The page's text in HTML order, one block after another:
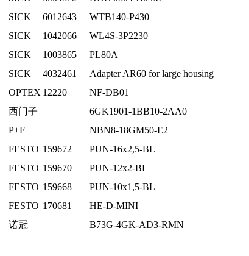
SICK
6012643
WTB140-P430
SICK
1042066
WL4S-3P2230
SICK
1003865
PL80A
SICK
4032461
Adapter AR60 for large housing
OPTEX 12220
NF-DB01
西门子
6GK1901-1BB10-2AA0
P+F
NBN8-18GM50-E2
FESTO 159672
PUN-16x2,5-BL
FESTO 159670
PUN-12x2-BL
FESTO 159668
PUN-10x1,5-BL
FESTO 170681
HE-D-MINI
诺冠
B73G-4GK-AD3-RMN